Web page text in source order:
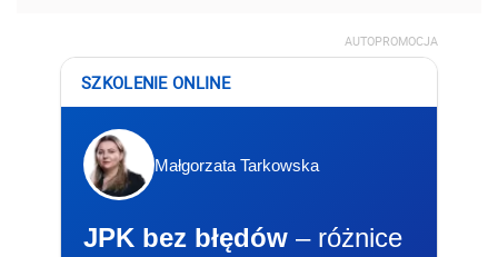
AUTOPROMOCJA
SZKOLENIE ONLINE
Małgorzata Tarkowska
JPK bez błędów – różnice